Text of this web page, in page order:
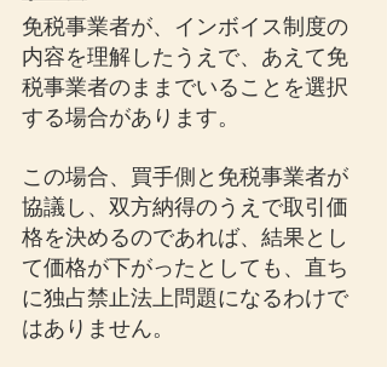
免税事業者が、インボイス制度の
内容を理解したうえで、あえて免
税事業者のままでいることを選択
する場合があります。
この場合、買手側と免税事業者が
協議し、双方納得のうえで取引価
格を決めるのであれば、結果とし
て価格が下がったとしても、直ち
に独占禁止法上問題になるわけで
はありません。